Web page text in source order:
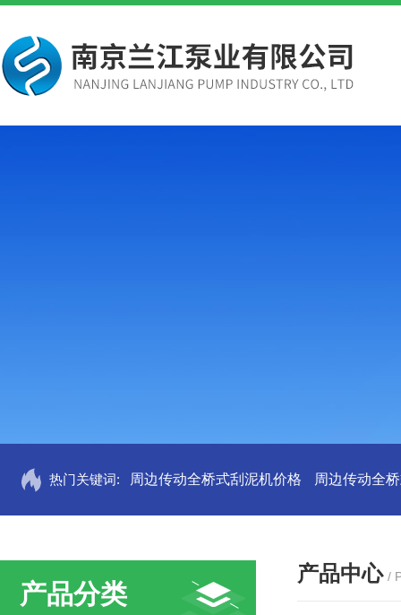
热门关键词: 周边传动全桥式刮泥机价格 周边传动全
产品分类
产品中心 /